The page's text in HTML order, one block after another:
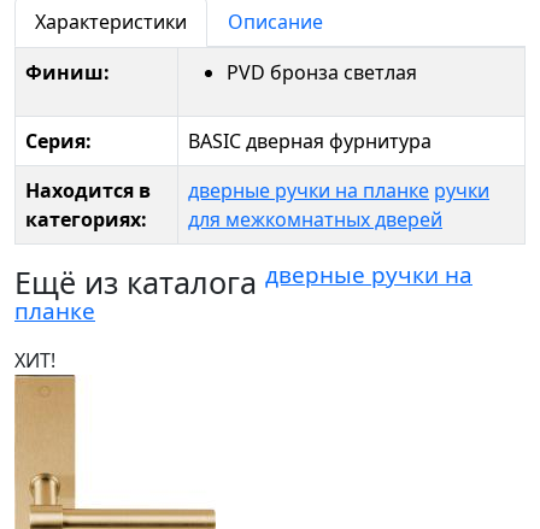
Характеристики
Описание
Финиш:
PVD бронза светлая
Серия:
BASIC дверная фурнитура
Находится в
категориях:
дверные ручки на планке ручки
для межкомнатных дверей
Ещё из каталога дверные ручки на
планке
ХИТ!